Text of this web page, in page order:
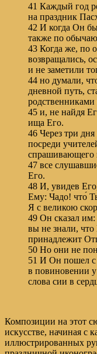
41 Каждый год
на праздник
42 И когда Он
также по
43 Когда же, по
возвращались,
и не заметили
44 но думали,
дневной путь,
45 и, не найдя
ища Его.
46 Через три
посреди
спрашивающего
47 все
Его.
48 И, увидев
Ему: Чадо! что́
Я с великою
49 Он сказал
вы не знали,
принадлежит
50 Но они не
51 И Он пошел с
в повиновении
слова сии в
Композиции на этот
искусстве, начиная с
иллюстрированных